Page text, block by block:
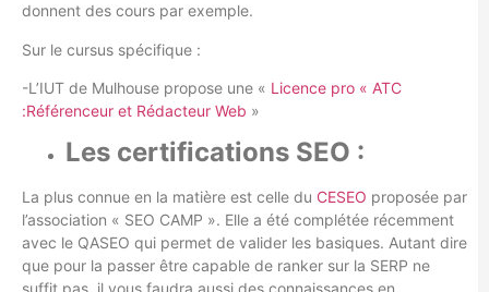
donnent des cours par exemple.
Sur le cursus spécifique :
-L’IUT de Mulhouse propose une « Licence pro « ATC
:Référenceur et Rédacteur Web »
Les certifications SEO :
La plus connue en la matière est celle du CESEO proposée par
l’association « SEO CAMP ». Elle a été complétée récemment
avec le QASEO qui permet de valider les basiques. Autant dire
que pour la passer être capable de ranker sur la SERP ne